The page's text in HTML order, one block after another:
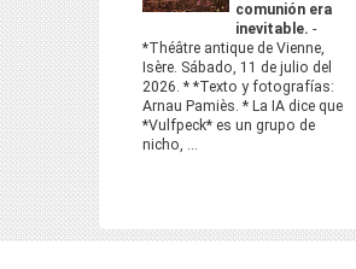
comunión era
inevitable. -
*Théâtre antique de Vienne,
Isère. Sábado, 11 de julio del
2026. * *Texto y fotografías:
Arnau Pamiès. * La IA dice que
*Vulfpeck* es un grupo de
nicho, ...